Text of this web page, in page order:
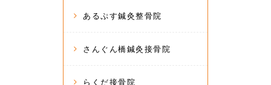
あるぷす鍼灸整骨院
さんぐん橋鍼灸接骨院
らくだ接骨院